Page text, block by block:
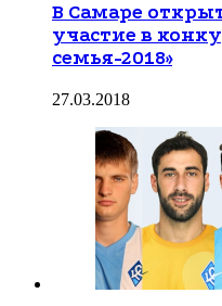
В Самаре
участие в
семья-2018»
27.03.2018